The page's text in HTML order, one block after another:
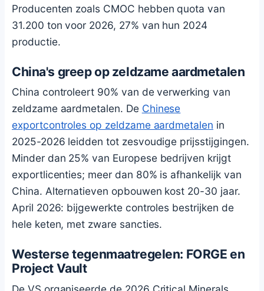
Producenten zoals CMOC hebben quota van
31.200 ton voor 2026, 27% van hun 2024
productie.
China's greep op zeldzame aardmetalen
China controleert 90% van de verwerking van
zeldzame aardmetalen. De Chinese
exportcontroles op zeldzame aardmetalen in
2025-2026 leidden tot zesvoudige prijsstijgingen.
Minder dan 25% van Europese bedrijven krijgt
exportlicenties; meer dan 80% is afhankelijk van
China. Alternatieven opbouwen kost 20-30 jaar.
April 2026: bijgewerkte controles bestrijken de
hele keten, met zware sancties.
Westerse tegenmaatregelen: FORGE en
Project Vault